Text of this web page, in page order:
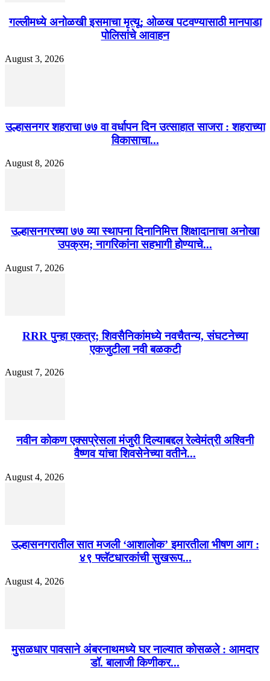
गल्लीमध्ये अनोळखी इसमाचा मृत्यू; ओळख पटवण्यासाठी मानपाडा
पोलिसांचे आवाहन
August 3, 2026
उल्हासनगर शहराचा ७७ वा वर्धापन दिन उत्साहात साजरा : शहराच्या
विकासाचा...
August 8, 2026
उल्हासनगरच्या ७७ व्या स्थापना दिनानिमित्त शिक्षादानाचा अनोखा
उपक्रम; नागरिकांना सहभागी होण्याचे...
August 7, 2026
RRR पुन्हा एकत्र; शिवसैनिकांमध्ये नवचैतन्य, संघटनेच्या
एकजुटीला नवी बळकटी
August 7, 2026
नवीन कोकण एक्सप्रेसला मंजुरी दिल्याबद्दल रेल्वेमंत्री अश्विनी
वैष्णव यांचा शिवसेनेच्या वतीने...
August 4, 2026
उल्हासनगरातील सात मजली ‘आशालोक’ इमारतीला भीषण आग :
४९ फ्लॅटधारकांची सुखरूप...
August 4, 2026
मुसळधार पावसाने अंबरनाथमध्ये घर नाल्यात कोसळले : आमदार
डॉ. बालाजी किणीकर...